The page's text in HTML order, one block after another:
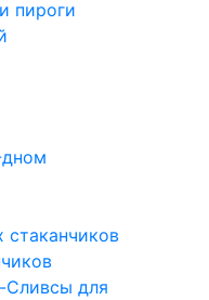
пироги
для